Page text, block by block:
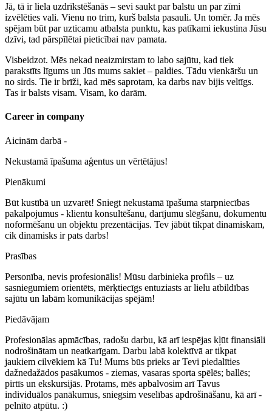
Jā, tā ir liela uzdrīkstēšanās – sevi saukt par balstu un par zīmi
izvēlēties vali. Vienu no trim, kurš balsta pasauli. Un tomēr. Ja mēs
spējam būt par uzticamu atbalsta punktu, kas patīkami iekustina Jūsu
dzīvi, tad pārspīlētai pieticībai nav pamata.
Visbeidzot. Mēs nekad neaizmirstam to labo sajūtu, kad tiek
parakstīts līgums un Jūs mums sakiet – paldies. Tādu vienkāršu un
no sirds. Tie ir brīži, kad mēs saprotam, ka darbs nav bijis veltīgs.
Tas ir balsts visam. Visam, ko darām.
Career in company
Aicinām darbā -
Nekustamā īpašuma aģentus un vērtētājus!
Pienākumi
Būt kustībā un uzvarēt! Sniegt nekustamā īpašuma starpniecības
pakalpojumus - klientu konsultēšanu, darījumu slēgšanu, dokumentu
noformēšanu un objektu prezentācijas. Tev jābūt tikpat dinamiskam,
cik dinamisks ir pats darbs!
Prasības
Personība, nevis profesionālis! Mūsu darbinieka profils – uz
sasniegumiem orientēts, mērķtiecīgs entuziasts ar lielu atbildības
sajūtu un labām komunikācijas spējām!
Piedāvājam
Profesionālas apmācības, radošu darbu, kā arī iespējas kļūt finansiāli
nodrošinātam un neatkarīgam. Darbu labā kolektīvā ar tikpat
jaukiem cilvēkiem kā Tu! Mums būs prieks ar Tevi piedalīties
dažnedažādos pasākumos - ziemas, vasaras sporta spēlēs; ballēs;
pirtīs un ekskursijās. Protams, mēs apbalvosim arī Tavus
individuālos panākumus, sniegsim veselības apdrošināšanu, kā arī -
pelnīto atpūtu. :)